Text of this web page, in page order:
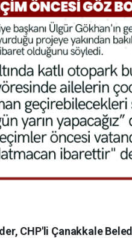
CHP'li Çanakkale